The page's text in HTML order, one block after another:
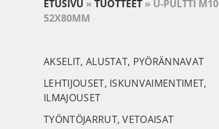
ETUSIVU » TUOTTEET » U-PULTTI M10
52X80MM
AKSELIT, ALUSTAT, PYÖRÄNNAVAT
LEHTIJOUSET, ISKUNVAIMENTIMET,
ILMAJOUSET
TYÖNTÖJARRUT, VETOAISAT